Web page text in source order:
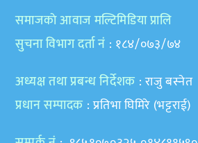
समाजकाे आवाज मल्टिमिडिया प्रालि
सुचना विभाग दर्ता नं : १८४/०७३/७४
अध्यक्ष तथा प्रबन्ध निर्देशक : राजु बस्नेत
प्रधान सम्पादक : प्रतिभा घिमिरे (भट्टराई)